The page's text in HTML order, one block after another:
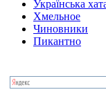
Українська
Хмельное
Чиновники
Пикантно